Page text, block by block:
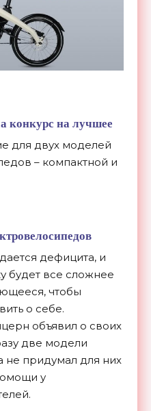
конкурс на лучшее
для двух моделей
– компактной и
дефицита, и
будет все сложнее
чтобы
о себе.
объявил о своих
две модели
не придумал для них
у